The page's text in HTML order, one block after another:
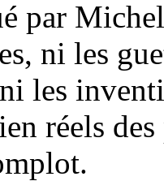
par
ni les
les
réels